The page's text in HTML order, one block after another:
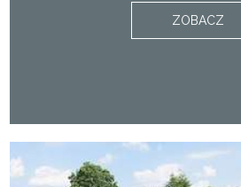
ZOBACZ